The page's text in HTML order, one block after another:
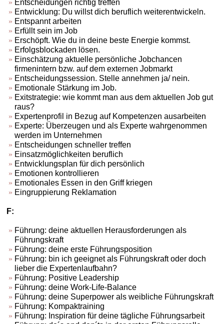
Entscheidungen richtig treffen
Entwicklung: Du willst dich beruflich weiterentwickeln.
Entspannt arbeiten
Erfüllt sein im Job
Erschöpft. Wie du in deine beste Energie kommst.
Erfolgsblockaden lösen.
Einschätzung aktuelle persönliche Jobchancen
firmenintern bzw. auf dem externen Jobmarkt
Entscheidungssession. Stelle annehmen ja/ nein.
Emotionale Stärkung im Job.
Exitstrategie: wie kommt man aus dem aktuellen Job gut
raus?
Expertenprofil in Bezug auf Kompetenzen ausarbeiten
Experte: Überzeugen und als Experte wahrgenommen
werden im Unternehmen
Entscheidungen schneller treffen
Einsatzmöglichkeiten beruflich
Entwicklungsplan für dich persönlich
Emotionen kontrollieren
Emotionales Essen in den Griff kriegen
Eingruppierung Reklamation
F:
Führung: deine aktuellen Herausforderungen als
Führungskraft
Führung: deine erste Führungsposition
Führung: bin ich geeignet als Führungskraft oder doch
lieber die Expertenlaufbahn?
Führung: Positive Leadership
Führung: deine Work-Life-Balance
Führung: deine Superpower als weibliche Führungskraft
Führung: Kompaktraining
Führung: Inspiration für deine tägliche Führungsarbeit